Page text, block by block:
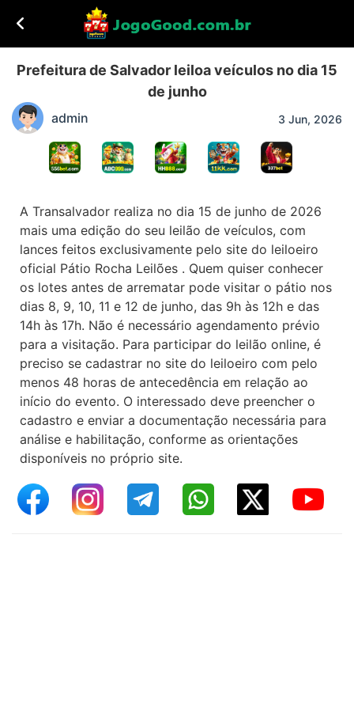
Prefeitura de Salvador leiloa veículos no dia 15
de junho
admin 3 Jun, 2026
A Transalvador realiza no dia 15 de junho de 2026
mais uma edição do seu leilão de veículos, com
lances feitos exclusivamente pelo site do leiloeiro
oficial Pátio Rocha Leilões . Quem quiser conhecer
os lotes antes de arrematar pode visitar o pátio nos
dias 8, 9, 10, 11 e 12 de junho, das 9h às 12h e das
14h às 17h. Não é necessário agendamento prévio
para a visitação. Para participar do leilão online, é
preciso se cadastrar no site do leiloeiro com pelo
menos 48 horas de antecedência em relação ao
início do evento. O interessado deve preencher o
cadastro e enviar a documentação necessária para
análise e habilitação, conforme as orientações
disponíveis no próprio site.